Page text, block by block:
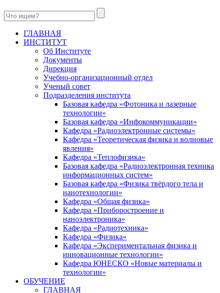
ГЛАВНАЯ
ИНСТИТУТ
Об Институте
Документы
Дирекция
Учебно-организационный отдел
Ученый совет
Подразделения института
Базовая кафедра «Фотоника и лазерные
технологии»
Базовая кафедра «Инфокоммуникации»
Кафедра «Радиоэлектронные системы»
Кафедра «Теоретическая физика и волновые
явления»
Кафедра «Теплофизика»
Базовая кафедра «Радиоэлектронная техника
информационных систем»
Базовая кафедра «Физика твёрдого тела и
нанотехнологии»
Кафедра «Общая физика»
Кафедра «Приборостроение и
наноэлектроника»
Кафедра «Радиотехника»
Кафедра «Физика»
Кафедра «Экспериментальная физика и
инновационные технологии»
Кафедра ЮНЕСКО «Новые материалы и
технологии»
ОБУЧЕНИЕ
ГЛАВНАЯ